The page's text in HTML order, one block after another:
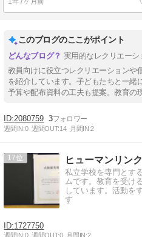
このブログのここがポイント
実用的なレクリエー
教員向けに役立つレクリエーションや
を紹介しています。子どもたちと一緒
予算や配布資料の工夫も提案。教育の
2080759 3
週間IN:0 週間OUT:14 月間IN:2
17
私立学校を専門とす
ムです。教育を受け
しています。活動を
す
1727750
週間IN:0 週間OUT:0 月間IN:2